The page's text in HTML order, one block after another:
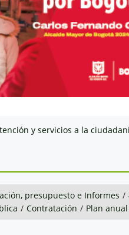
y servicios a la
presupuesto e Informes /
/ Contratación / Plan